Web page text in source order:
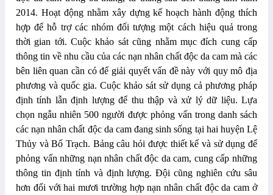
2014. Hoạt động nhằm xây dựng kế hoạch hành động thích
hợp để hỗ trợ các nhóm đối tượng một cách hiệu quả trong
thời gian tới. Cuộc khảo sát cũng nhằm mục đích cung cấp
thông tin về nhu cầu của các nạn nhân chất độc da cam mà các
bên liên quan cần có để giải quyết vấn đề này với quy mô địa
phương và quốc gia. Cuộc khảo sát sử dụng cả phương pháp
định tính lẫn định lượng để thu thập và xử lý dữ liệu. Lựa
chọn ngẫu nhiên 500 người được phỏng vấn trong danh sách
các nạn nhân chất độc da cam đang sinh sống tại hai huyện Lệ
Thủy và Bố Trạch. Bảng câu hỏi được thiết kế và sử dụng để
phỏng vấn những nạn nhân chất độc da cam, cung cấp những
thông tin định tính và định lượng. Đội cũng nghiên cứu sâu
hơn đối với hai mươi trường hợp nạn nhân chất độc da cam ở